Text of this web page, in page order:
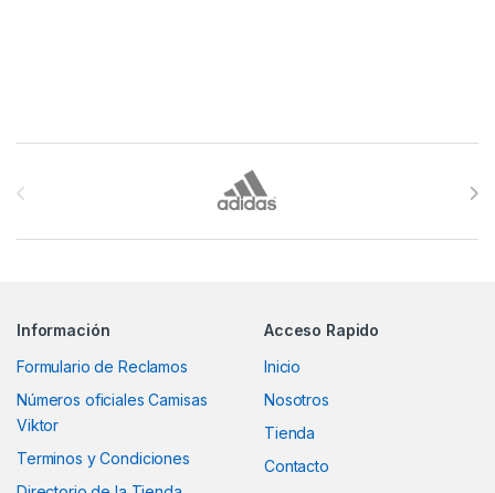
Información
Formulario de Reclamos
Números oficiales Camisas
Viktor
Terminos y Condiciones
Acceso Rapido
Inicio
Nosotros
Tienda
Contacto